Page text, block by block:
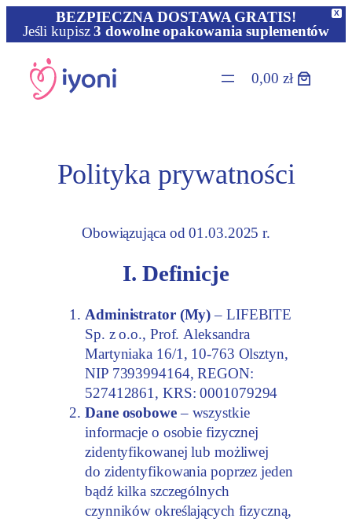
X
BEZPIECZNA DOSTAWA GRATIS!
Jeśli kupisz3 dowolne opakowania suplementów
treści
0,00 zł
Polityka prywatności
Obowiązująca od 01.03.2025 r.
I. Definicje
Administrator (My) – LIFEBITE
Sp. z o.o., Prof. Aleksandra
Martyniaka 16/1, 10-763 Olsztyn,
NIP 7393994164, REGON:
527412861, KRS: 0001079294
Dane osobowe– wszystkie
informacje o osobie fizycznej
zidentyfikowanej lub możliwej
do zidentyfikowania poprzez jeden
bądź kilka szczególnych
czynników określających fizyczną,